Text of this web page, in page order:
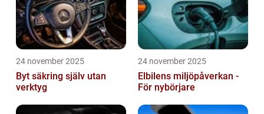
24 november 2025
Byt säkring själv utan
verktyg
24 november 2025
Elbilens miljöpåverkan -
För nybörjare